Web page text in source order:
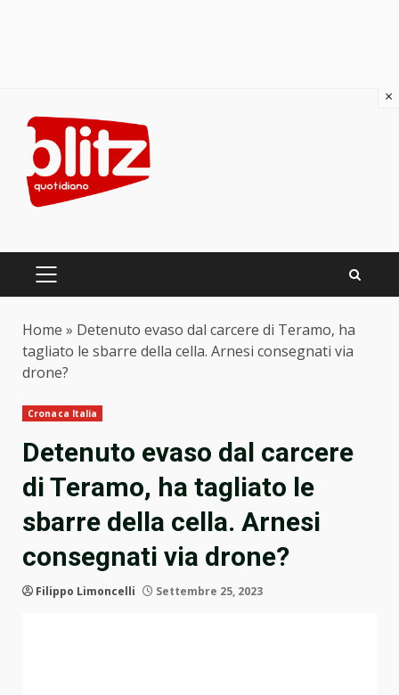
content
PRIMARY
Home » Detenuto evaso dal carcere di Teramo, ha
tagliato le sbarre della cella. Arnesi consegnati via
drone?
Cronaca Italia
Detenuto evaso dal carcere
di Teramo, ha tagliato le
sbarre della cella. Arnesi
consegnati via drone?
Filippo Limoncelli Settembre 25, 2023
×